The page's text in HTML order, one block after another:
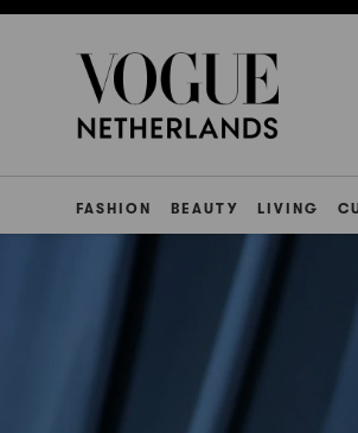
FASHION BEAUTY LIVING